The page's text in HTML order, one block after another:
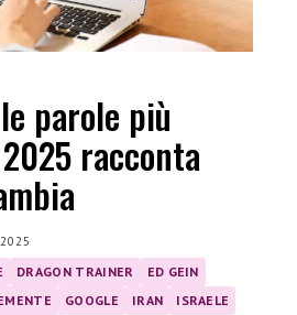
parole più
racconta
DRAGON TRAINER
ED GEIN
GOOGLE IRAN
ISRAELE